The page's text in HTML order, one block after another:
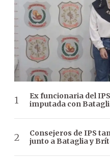
Ex funcionaria del
imputada con
Consejeros de IPS
junto a Bataglia y